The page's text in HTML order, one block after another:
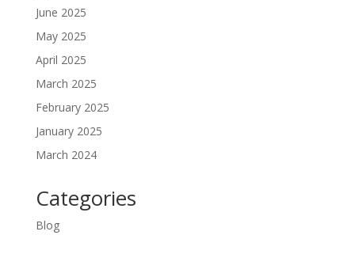
June 2025
May 2025
April 2025
March 2025
February 2025
January 2025
March 2024
Categories
Blog